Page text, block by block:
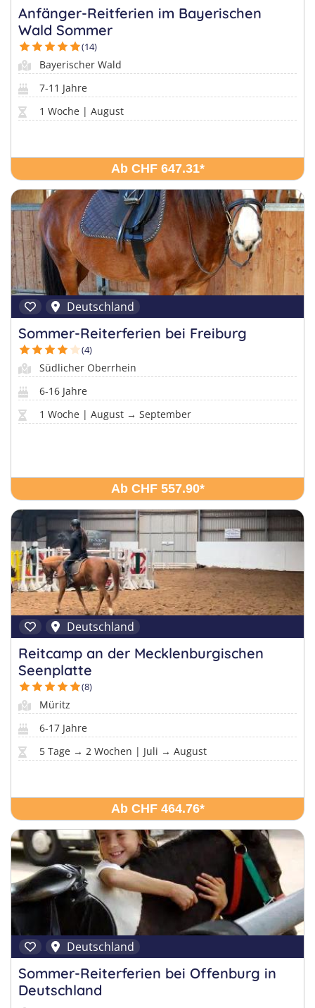
Anfänger-Reitferien im Bayerischen
Wald Sommer
(14)
Bayerischer Wald
7-11 Jahre
1 Woche | August
Ab CHF 647.31*
Deutschland
Sommer-Reiterferien bei Freiburg
(4)
Südlicher Oberrhein
6-16 Jahre
1 Woche | August → September
Ab CHF 557.90*
Deutschland
Reitcamp an der Mecklenburgischen
Seenplatte
(8)
Müritz
6-17 Jahre
5 Tage → 2 Wochen | Juli → August
Ab CHF 464.76*
Deutschland
Sommer-Reiterferien bei Offenburg in
Deutschland